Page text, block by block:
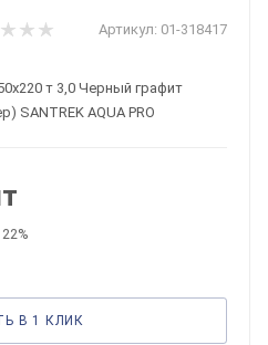
Артикул: 01-318417
т 3,0 Черный графит
SANTREK AQUA PRO
В 1 КЛИК